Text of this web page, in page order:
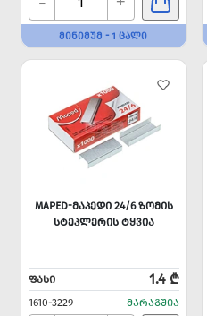
ᲛᲘᲜᲘᲛᲣᲛ - 1 ᲪᲐᲚᲘ
MAPED-ᲛᲐᲞᲔᲓᲘ 24/6 ᲖᲝᲛᲘᲡ
ᲡᲢᲔᲞᲚᲔᲠᲘᲡ ᲢᲧᲕᲘᲐ
ᲤᲐᲡᲘ 1.4 ₾
1610-3229 ᲛᲐᲠᲐᲒᲨᲘᲐ